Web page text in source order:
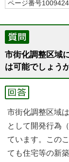
ページ番号1009424
市街化調整区域
は可能でしょう
市街化調整区域
として開発行為
ています。この
ても住宅等の新